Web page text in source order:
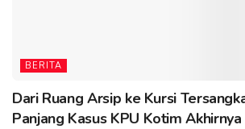
BERITA
Dari Ruang Arsip ke Kursi
Panjang Kasus KPU Kotim